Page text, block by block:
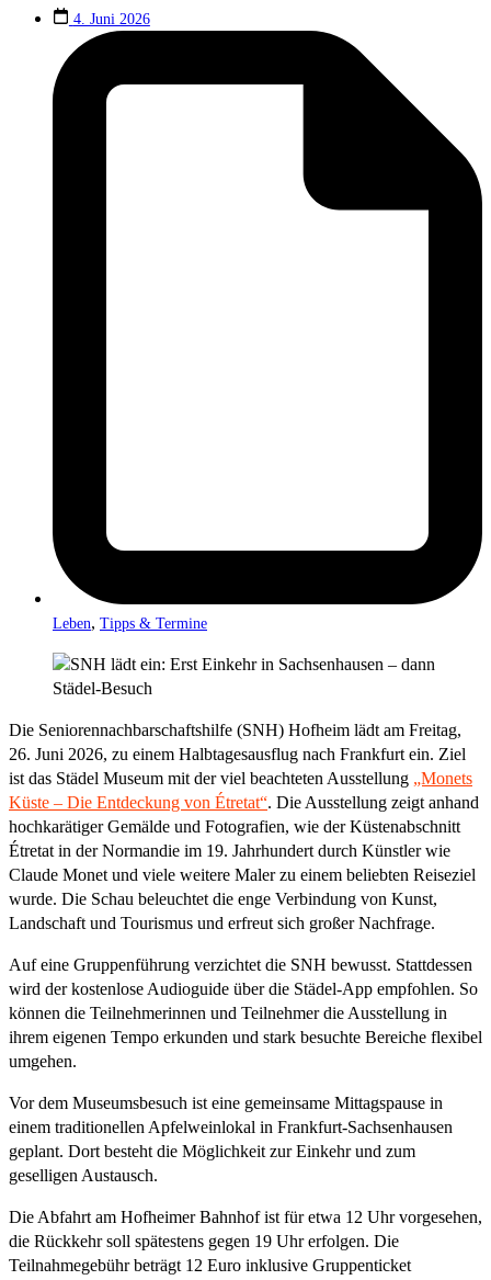
4. Juni 2026
Leben, Tipps & Termine
Die Seniorennachbarschaftshilfe (SNH) Hofheim lädt am Freitag,
26. Juni 2026, zu einem Halbtagesausflug nach Frankfurt ein. Ziel
ist das Städel Museum mit der viel beachteten Ausstellung „Monets
Küste – Die Entdeckung von Étretat“. Die Ausstellung zeigt anhand
hochkarätiger Gemälde und Fotografien, wie der Küstenabschnitt
Étretat in der Normandie im 19. Jahrhundert durch Künstler wie
Claude Monet und viele weitere Maler zu einem beliebten Reiseziel
wurde. Die Schau beleuchtet die enge Verbindung von Kunst,
Landschaft und Tourismus und erfreut sich großer Nachfrage.
Auf eine Gruppenführung verzichtet die SNH bewusst. Stattdessen
wird der kostenlose Audioguide über die Städel-App empfohlen. So
können die Teilnehmerinnen und Teilnehmer die Ausstellung in
ihrem eigenen Tempo erkunden und stark besuchte Bereiche flexibel
umgehen.
Vor dem Museumsbesuch ist eine gemeinsame Mittagspause in
einem traditionellen Apfelweinlokal in Frankfurt-Sachsenhausen
geplant. Dort besteht die Möglichkeit zur Einkehr und zum
geselligen Austausch.
Die Abfahrt am Hofheimer Bahnhof ist für etwa 12 Uhr vorgesehen,
die Rückkehr soll spätestens gegen 19 Uhr erfolgen. Die
Teilnahmegebühr beträgt 12 Euro inklusive Gruppenticket